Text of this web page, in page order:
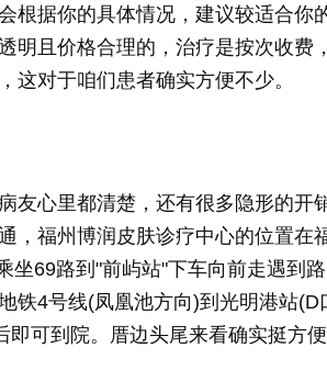
根据你的具体情况，建议较适合你
明且价格合理的，治疗是按次收费
这对于咱们患者确实方便不少。
友心里都清楚，还有很多隐形的开
，福州博润皮肤诊疗中心的位置在
69路到"前屿站"下车向前走遇到
铁4号线(凤凰池方向)到光明港站(D
可到院。厝边头尾来看确实挺方